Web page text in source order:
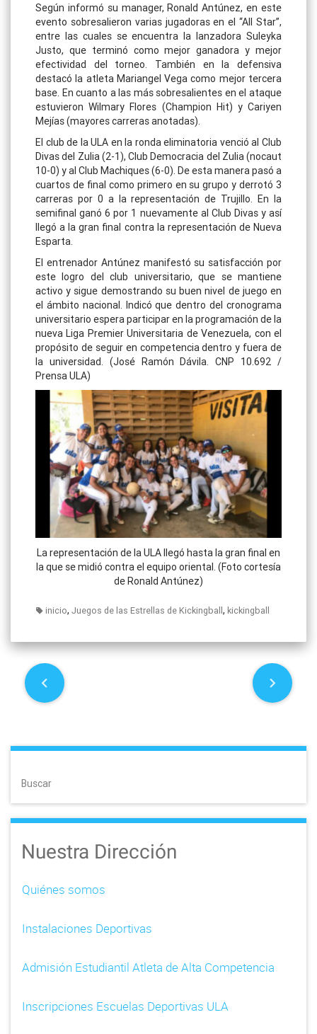
Según informó su manager, Ronald Antúnez, en este
evento sobresalieron varias jugadoras en el “All Star”,
entre las cuales se encuentra la lanzadora Suleyka
Justo, que terminó como mejor ganadora y mejor
efectividad del torneo. También en la defensiva
destacó la atleta Mariangel Vega como mejor tercera
base. En cuanto a las más sobresalientes en el ataque
estuvieron Wilmary Flores (Champion Hit) y Cariyen
Mejías (mayores carreras anotadas).
El club de la ULA en la ronda eliminatoria venció al Club
Divas del Zulia (2-1), Club Democracia del Zulia (nocaut
10-0) y al Club Machiques (6-0). De esta manera pasó a
cuartos de final como primero en su grupo y derrotó 3
carreras por 0 a la representación de Trujillo. En la
semifinal ganó 6 por 1 nuevamente al Club Divas y así
llegó a la gran final contra la representación de Nueva
Esparta.
El entrenador Antúnez manifestó su satisfacción por
este logro del club universitario, que se mantiene
activo y sigue demostrando su buen nivel de juego en
el ámbito nacional. Indicó que dentro del cronograma
universitario espera participar en la programación de la
nueva Liga Premier Universitaria de Venezuela, con el
propósito de seguir en competencia dentro y fuera de
la universidad. (José Ramón Dávila. CNP 10.692 /
Prensa ULA)
La representación de la ULA llegó hasta la gran final en
la que se midió contra el equipo oriental. (Foto cortesía
de Ronald Antúnez)
inicio, Juegos de las Estrellas de Kickingball, kickingball
P
s
n
a
a
Buscar
Nuestra Dirección
Quiénes somos
Instalaciones Deportivas
Admisión Estudiantil Atleta de Alta Competencia
Inscripciones Escuelas Deportivas ULA